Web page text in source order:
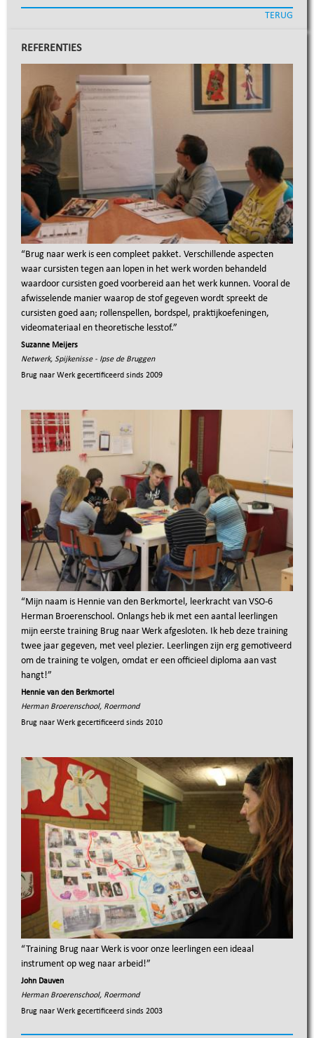
TERUG
REFERENTIES
“Brug naar werk is een compleet pakket. Verschillende aspecten
waar cursisten tegen aan lopen in het werk worden behandeld
waardoor cursisten goed voorbereid aan het werk kunnen. Vooral de
afwisselende manier waarop de stof gegeven wordt spreekt de
cursisten goed aan; rollenspellen, bordspel, praktijkoefeningen,
videomateriaal en theoretische lesstof.”
Suzanne Meijers
Netwerk, Spijkenisse - Ipse de Bruggen
Brug naar Werk gecertificeerd sinds 2009
“Mijn naam is Hennie van den Berkmortel, leerkracht van VSO-6
Herman Broerenschool. Onlangs heb ik met een aantal leerlingen
mijn eerste training Brug naar Werk afgesloten. Ik heb deze training
twee jaar gegeven, met veel plezier. Leerlingen zijn erg gemotiveerd
om de training te volgen, omdat er een officieel diploma aan vast
hangt!”
Hennie van den Berkmortel
Herman Broerenschool, Roermond
Brug naar Werk gecertificeerd sinds 2010
“Training Brug naar Werk is voor onze leerlingen een ideaal
instrument op weg naar arbeid!”
John Dauven
Herman Broerenschool, Roermond
Brug naar Werk gecertificeerd sinds 2003